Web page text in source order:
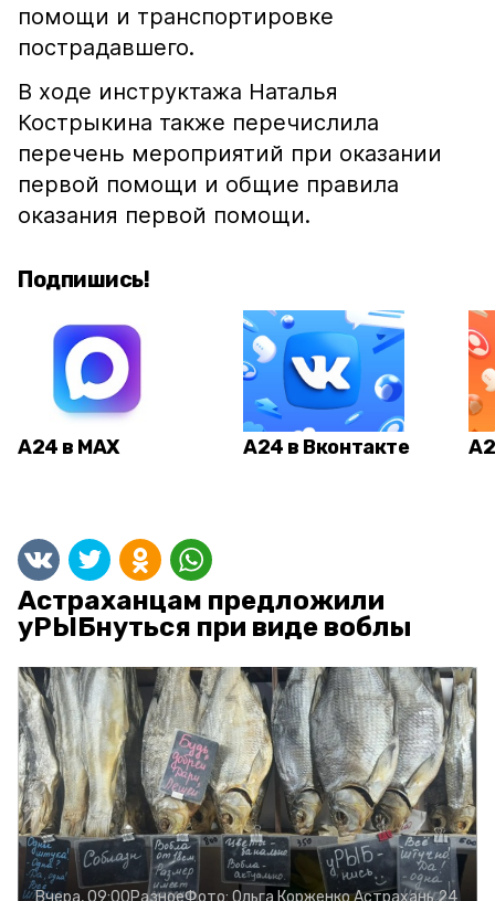
помощи и транспортировке
пострадавшего.
В ходе инструктажа Наталья
Кострыкина также перечислила
перечень мероприятий при оказании
первой помощи и общие правила
оказания первой помощи.
Подпишись!
А24 в MAX А24 в Вконтакте
Астраханцам предложили
уРЫБнуться при виде воблы
Вчера, 09:00РазноеФото: Ольга КорженкоАстрахань 24